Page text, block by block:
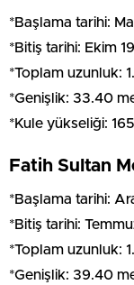
*Başlama tarihi:
*Bitiş tarihi: Ekim
*Toplam uzunluk:
*Genişlik: 33.40
*Kule yükseliği:
Fatih Sultan
*Başlama tarihi:
*Bitiş tarihi:
*Toplam uzunluk:
*Genişlik: 39.40